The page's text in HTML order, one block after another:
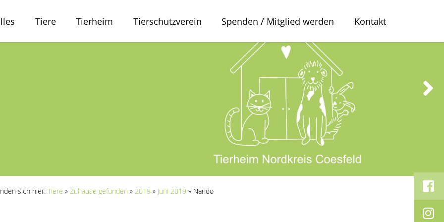
Tiere Tierheim Tierschutzverein Spenden / Mitglied werden Kontakt
sich hier: Tiere » Zuhause gefunden » 2019 » Juni 2019 » Nando